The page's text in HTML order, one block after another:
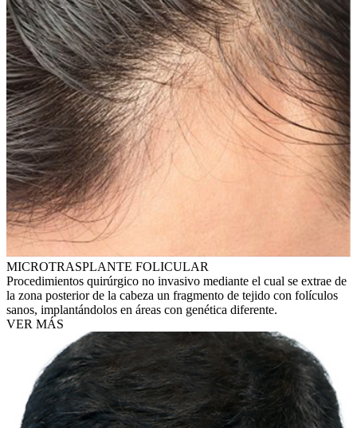
MICROTRASPLANTE FOLICULAR
Procedimientos quirúrgico no invasivo mediante el cual se extrae de
la zona posterior de la cabeza un fragmento de tejido con folículos
sanos, implantándolos en áreas con genética diferente.
VER MÁS